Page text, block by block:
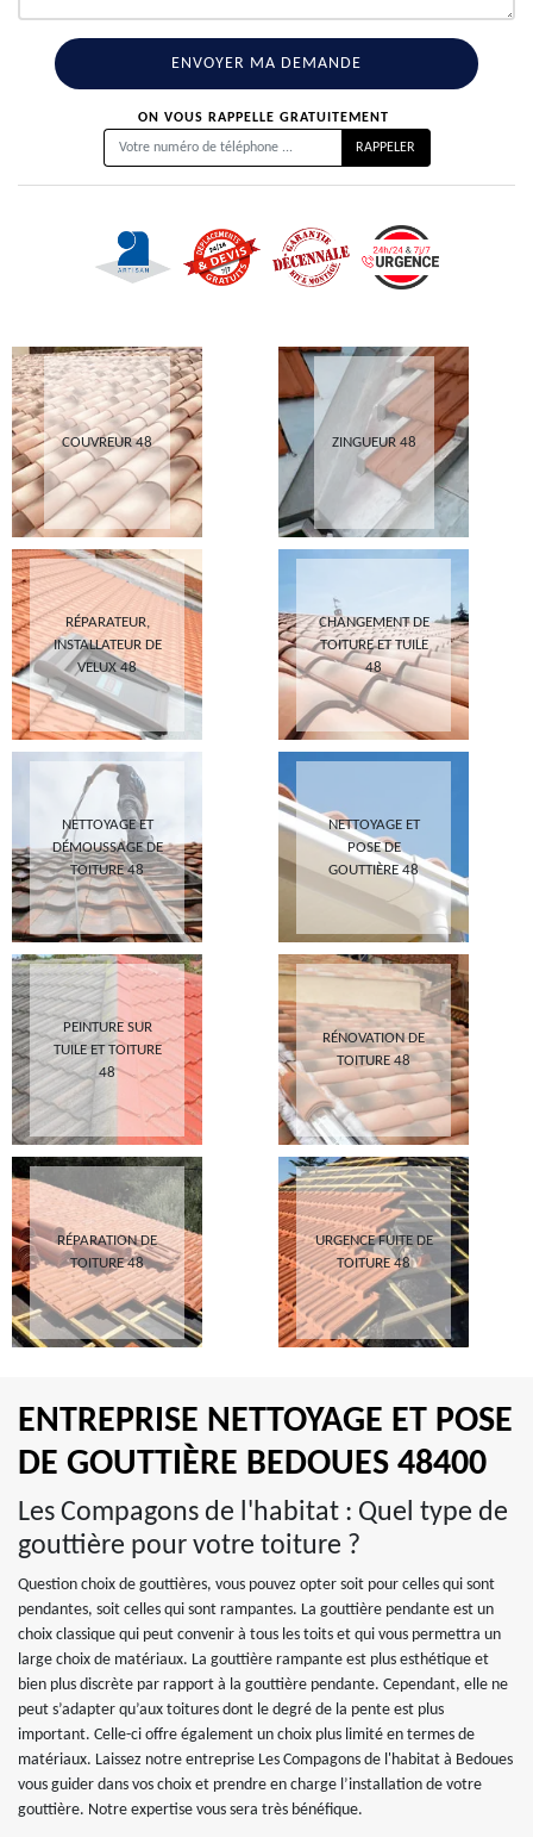
ON VOUS RAPPELLE GRATUITEMENT
COUVREUR 48 ZINGUEUR 48
RÉPARATEUR,
INSTALLATEUR DE
VELUX 48
CHANGEMENT DE
TOITURE ET TUILE
48
NETTOYAGE ET
DÉMOUSSAGE DE
TOITURE 48
NETTOYAGE ET
POSE DE
GOUTTIÈRE 48
PEINTURE SUR
TUILE ET TOITURE
48
RÉNOVATION DE
TOITURE 48
RÉPARATION DE
TOITURE 48
URGENCE FUITE DE
TOITURE 48
ENTREPRISE NETTOYAGE ET POSE
DE GOUTTIÈRE BEDOUES 48400
Les Compagons de l'habitat : Quel type de
gouttière pour votre toiture ?
Question choix de gouttières, vous pouvez opter soit pour celles qui sont
pendantes, soit celles qui sont rampantes. La gouttière pendante est un
choix classique qui peut convenir à tous les toits et qui vous permettra un
large choix de matériaux. La gouttière rampante est plus esthétique et
bien plus discrète par rapport à la gouttière pendante. Cependant, elle ne
peut s’adapter qu’aux toitures dont le degré de la pente est plus
important. Celle-ci offre également un choix plus limité en termes de
matériaux. Laissez notre entreprise Les Compagons de l'habitat à Bedoues
vous guider dans vos choix et prendre en charge l’installation de votre
gouttière. Notre expertise vous sera très bénéfique.